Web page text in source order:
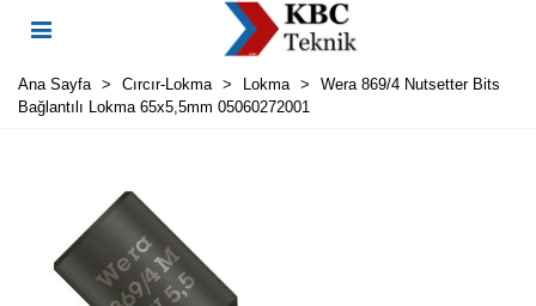
Ana Sayfa > Cırcır-Lokma > Lokma >
Wera 869/4 Nutsetter Bits
Bağlantılı Lokma 65x5,5mm 05060272001